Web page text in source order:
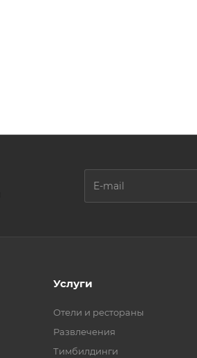
Услуги
Отели и рестораны
Развлечения
Тимбилдинги